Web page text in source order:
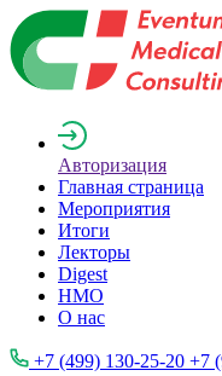
Авторизация
Главная страница
Мероприятия
Итоги
Лекторы
Digest
НМО
О нас
+7 (499) 130-25-20 +7